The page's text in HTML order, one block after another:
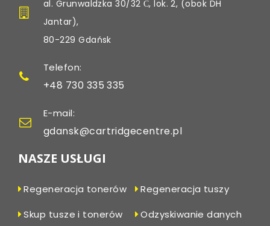
al. Grunwaldzka 30/32 С, lok. 2, (obok DH
Jantar),
80-229 Gdańsk
Telefon:
+48 730 335 335
E-mail:
gdansk@cartridgecentre.pl
NASZE USŁUGI
Regeneracja tonerów
Regeneracja tuszy
Skup tusze i tonerów
Odzyskiwanie danych